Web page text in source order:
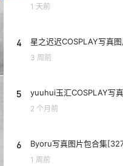
1 天前
4 星之迟迟COSPLAY写真
3 周前
5 yuuhui玉汇COSPLAY写
2 个月前
6 Byoru写真图片包合集
1 周前